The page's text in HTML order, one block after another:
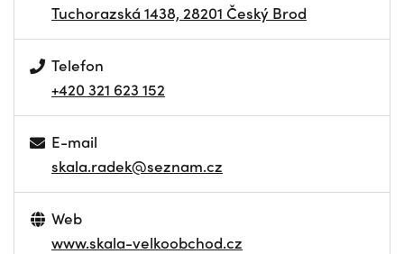
Tuchorazská 1438, 28201 Český Brod
Telefon
+420 321 623 152
E-mail
skala.radek@seznam.cz
Web
www.skala-velkoobchod.cz